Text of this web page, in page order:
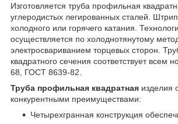
Изготовляется труба профильная
углеродистых легированных сталей.
холодного или горячего катания.
осуществляется по холоднотянутому
электросвариванием торцевых сторон.
квадратного сечения соответствует
68, ГОСТ 8639-82.
Труба профильная квадратная изделия
конкурентными преимуществами:
Четырехгранная конструкция